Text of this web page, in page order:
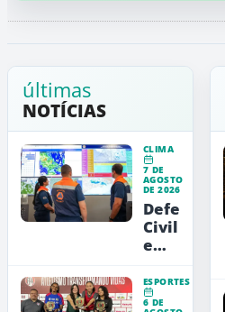
últimas
NOTÍCIAS
CLIMA
7 DE
AGOSTO
DE 2026
Defesa
Civil
emite
vermelho
para
ESPORTES
6 DE